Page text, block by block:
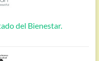
del Bienestar.